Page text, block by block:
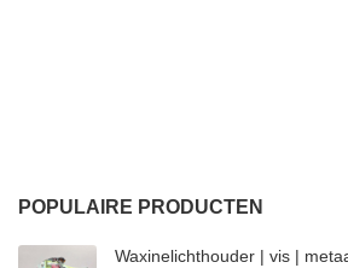
POPULAIRE PRODUCTEN
Waxinelichthouder | vis |